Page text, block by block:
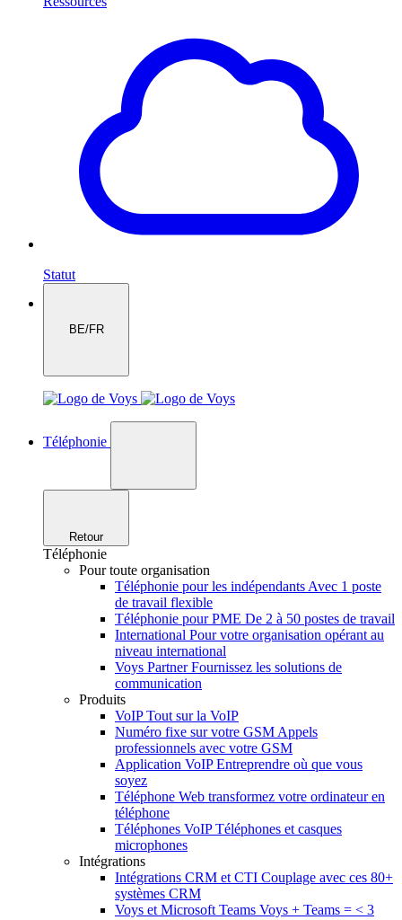
Statut
BE/FR
Téléphonie
Retour
Téléphonie
Pour toute organisation
Téléphonie pour les indépendants Avec 1 poste
de travail flexible
Téléphonie pour PME De 2 à 50 postes de travail
International Pour votre organisation opérant au
niveau international
Voys Partner Fournissez les solutions de
communication
Produits
VoIP Tout sur la VoIP
Numéro fixe sur votre GSM Appels
professionnels avec votre GSM
Application VoIP Entreprendre où que vous
soyez
Téléphone Web transformez votre ordinateur en
téléphone
Téléphones VoIP Téléphones et casques
microphones
Intégrations
Intégrations CRM et CTI Couplage avec ces 80+
systèmes CRM
Voys et Microsoft Teams Voys + Teams = < 3